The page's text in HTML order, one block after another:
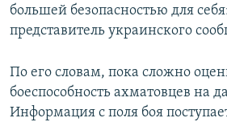
большей безопасностью для
представитель украинского
По его словам, пока сложно
боеспособность ахматовцев на
Информация с поля боя